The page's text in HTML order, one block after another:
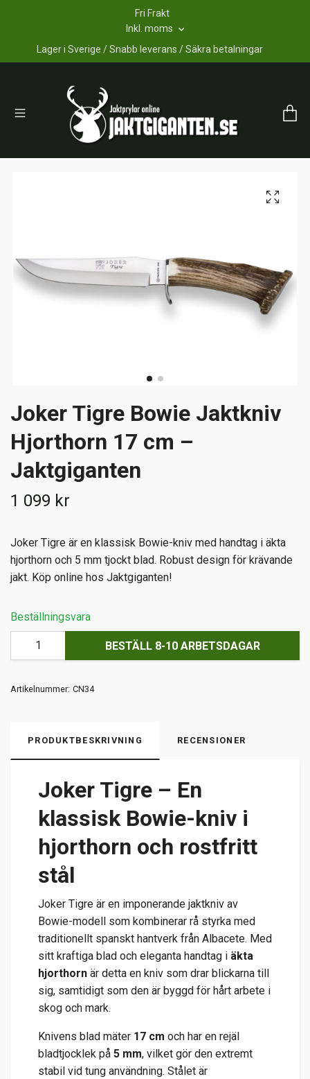
Fri Frakt
Inkl. moms
Lager i Sverige / Snabb leverans / Säkra betalningar
Joker Tigre Bowie Jaktkniv
Hjorthorn 17 cm –
Jaktgiganten
1 099 kr
Joker Tigre är en klassisk Bowie-kniv med handtag i äkta
hjorthorn och 5 mm tjockt blad. Robust design för krävande
jakt. Köp online hos Jaktgiganten!
Beställningsvara
BESTÄLL 8-10 ARBETSDAGAR
Artikelnummer: CN34
PRODUKTBESKRIVNING RECENSIONER
Joker Tigre – En
klassisk Bowie-kniv i
hjorthorn och rostfritt
stål
Joker Tigre är en imponerande jaktkniv av
Bowie-modell som kombinerar rå styrka med
traditionellt spanskt hantverk från Albacete. Med
sitt kraftiga blad och eleganta handtag i äkta
hjorthorn är detta en kniv som drar blickarna till
sig, samtidigt som den är byggd för hårt arbete i
skog och mark.
Knivens blad mäter 17 cm och har en rejäl
bladtjocklek på 5 mm, vilket gör den extremt
stabil vid tung användning. Stålet är